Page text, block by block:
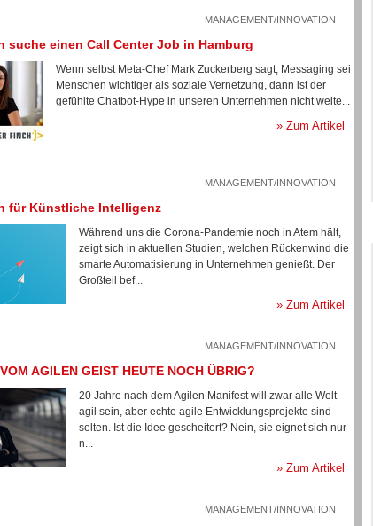
MANAGEMENT/INNOVATION
suche einen Call Center Job in Hamburg
Wenn selbst Meta-Chef Mark Zuckerberg sagt, Messaging sei
Menschen wichtiger als soziale Vernetzung, dann ist der
gefühlte Chatbot-Hype in unseren Unternehmen nicht weite...
» Zum Artikel
MANAGEMENT/INNOVATION
für Künstliche Intelligenz
Während uns die Corona-Pandemie noch in Atem hält,
zeigt sich in aktuellen Studien, welchen Rückenwind die
smarte Automatisierung in Unternehmen genießt. Der
Großteil bef...
» Zum Artikel
MANAGEMENT/INNOVATION
AGILEN GEIST HEUTE NOCH ÜBRIG?
20 Jahre nach dem Agilen Manifest will zwar alle Welt
agil sein, aber echte agile Entwicklungsprojekte sind
selten. Ist die Idee gescheitert? Nein, sie eignet sich nur
n...
» Zum Artikel
MANAGEMENT/INNOVATION